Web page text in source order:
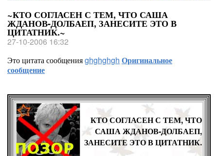
~КТО СОГЛАСЕН С ТЕМ, ЧТО САША
ЖДАНОВ-ДОЛБАЕП, ЗАНЕСИТЕ ЭТО В
ЦИТАТНИК.~
27-10-2006 16:32
Это цитата сообщенияghghghgh Оригинальное
сообщение
КТО СОГЛАСЕН С ТЕМ, ЧТО
САША ЖДАНОВ-ДОЛБАЕП,
ЗАНЕСИТЕ ЭТО В ЦИТАТНИК.